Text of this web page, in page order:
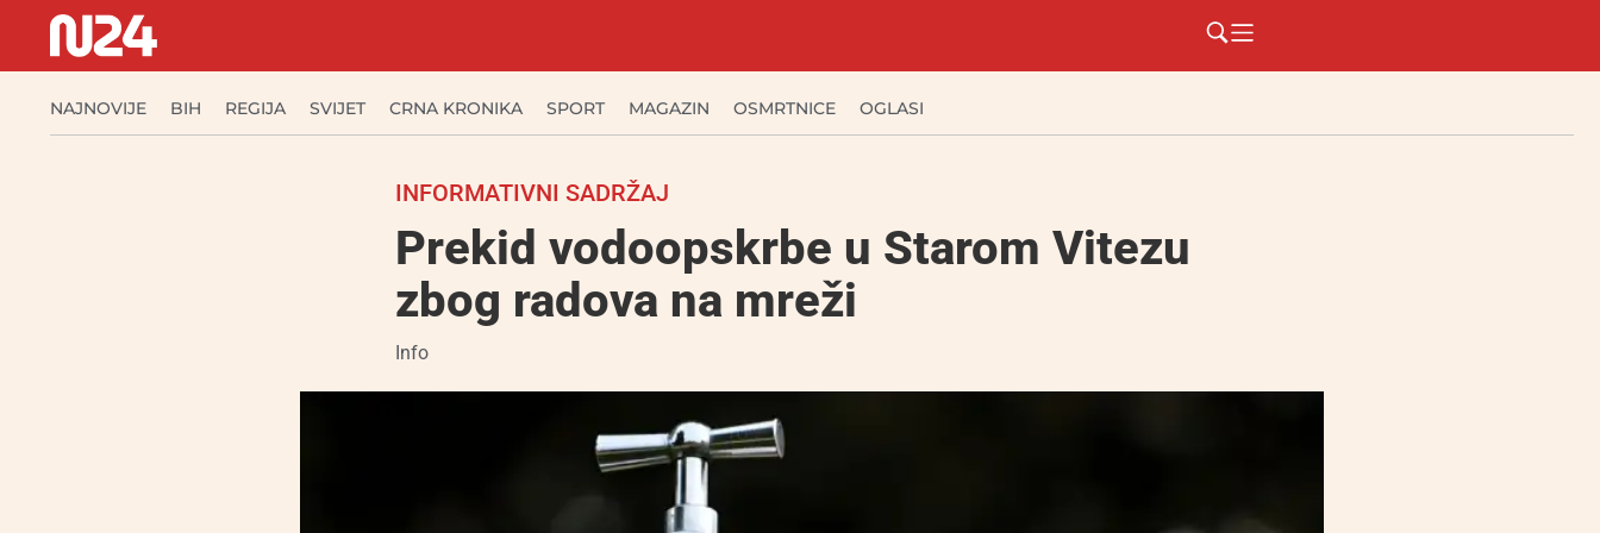
NAJNOVIJE BIH REGIJA SVIJET CRNA KRONIKA SPORT MAGAZIN OSMRTNICE OGLASI
INFORMATIVNI SADRŽAJ
Prekid vodoopskrbe u Starom Vitezu
zbog radova na mreži
Info